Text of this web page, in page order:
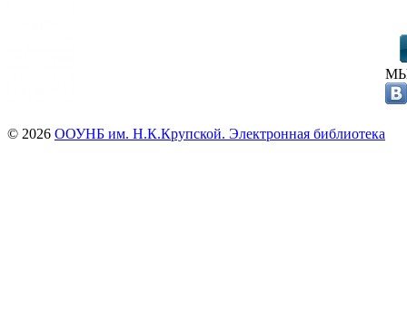
© 2026 ООУНБ им. Н.К.Крупской. Электронная библиотека